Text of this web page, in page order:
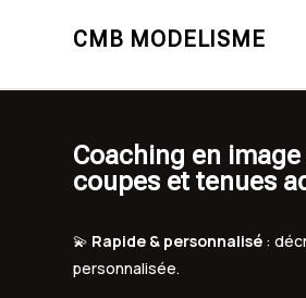
CMB MODELISME
Coaching en
coupes et tenues
💫 Rapide & personnalisé :
personnalisée.